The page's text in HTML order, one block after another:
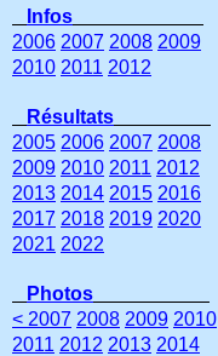
Infos
2006 2007 2008 2009
2010 2011 2012
Résultats
2005 2006 2007 2008
2009 2010 2011 2012
2013 2014 2015 2016
2017 2018 2019 2020
2021 2022
Photos
< 2007 2008 2009 2010
2011 2012 2013 2014